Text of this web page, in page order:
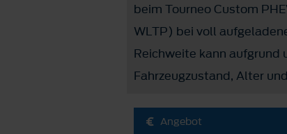
beim Tourneo Custom
WLTP) bei voll
Reichweite kann aufgrund
Fahrzeugzustand, Alter
Angebot